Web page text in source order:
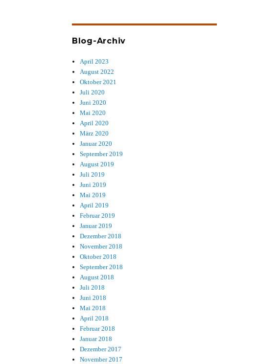
Blog-Archiv
April 2023
August 2022
Oktober 2021
Juli 2020
Juni 2020
Mai 2020
April 2020
März 2020
Januar 2020
September 2019
August 2019
Juli 2019
Juni 2019
Mai 2019
April 2019
Februar 2019
Januar 2019
Dezember 2018
November 2018
Oktober 2018
September 2018
August 2018
Juli 2018
Juni 2018
Mai 2018
April 2018
Februar 2018
Januar 2018
Dezember 2017
November 2017